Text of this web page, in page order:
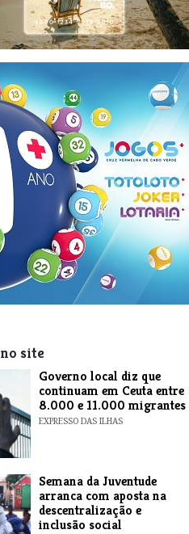
site
​Governo local diz que
continuam em Ceuta entre
8.000 e 11.000 migrantes
EXPRESSO DAS ILHAS
Semana da Juventude
arranca com aposta na
descentralização e
inclusão social